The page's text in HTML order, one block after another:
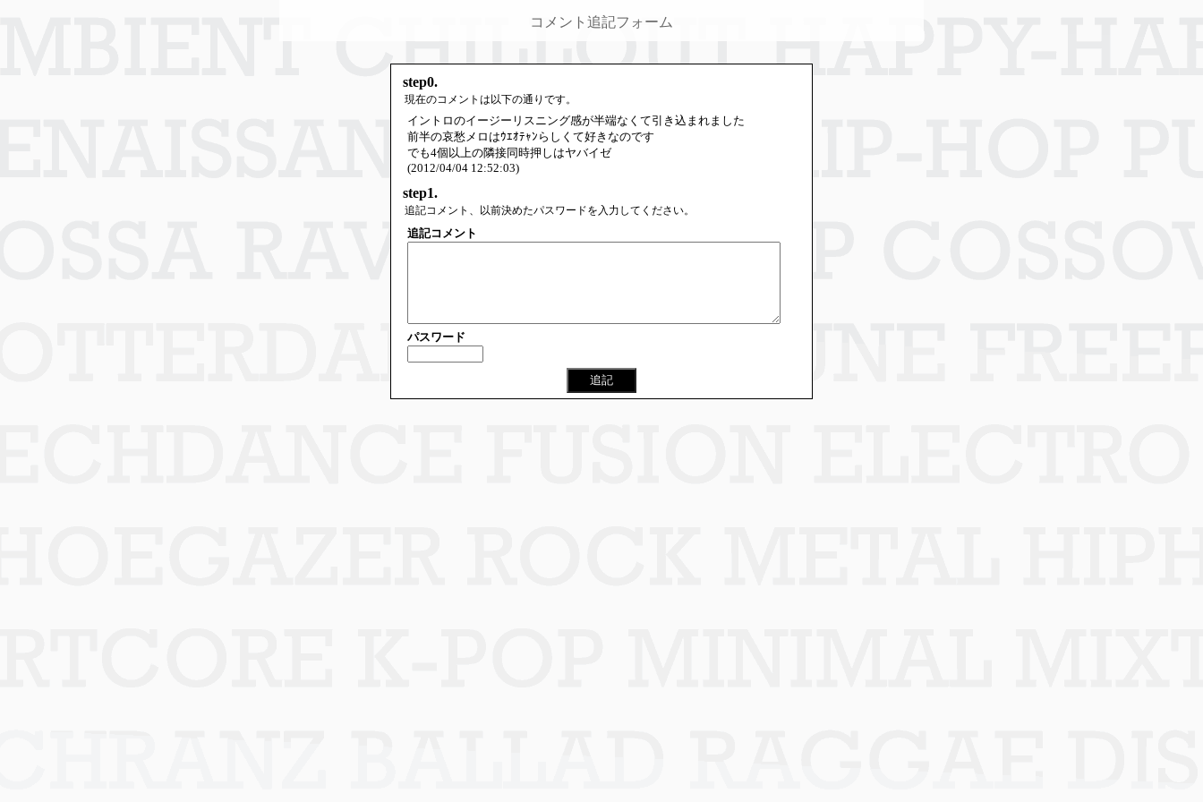
コメント追記フォーム
step0.
現在のコメントは以下の通りです。
イントロのイージーリスニング感が半端なくて引き込まれました
前半の哀愁メロはｳｴｵﾃｬﾝらしくて好きなのです
でも4個以上の隣接同時押しはヤバイゼ
(2012/04/04 12:52:03)
step1.
追記コメント、以前決めたパスワードを入力してください。
追記コメント
パスワード
追記